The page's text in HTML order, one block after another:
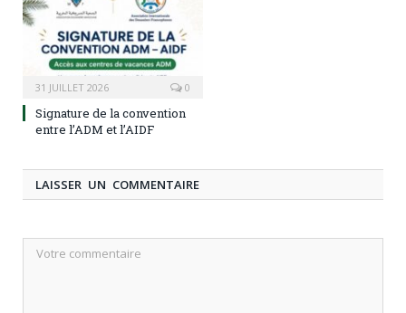
31 JUILLET 2026 0
Signature de la convention
entre l’ADM et l’AIDF
LAISSER UN COMMENTAIRE